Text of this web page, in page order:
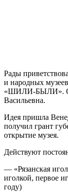
Рады
и народных
«ШИЛИ-БЫЛИ».
Васильевна.
Идея пришла
получил грант
открытие музея.
Действуют
— «Рязанская
иголкой, первое
году)